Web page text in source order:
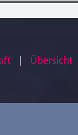
Übersicht